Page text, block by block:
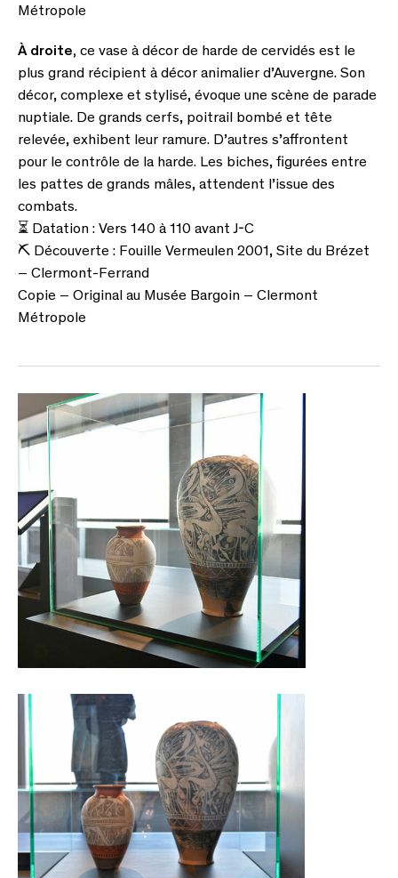
Métropole
À droite, ce vase à décor de harde de cervidés est le
plus grand récipient à décor animalier d’Auvergne. Son
décor, complexe et stylisé, évoque une scène de parade
nuptiale. De grands cerfs, poitrail bombé et tête
relevée, exhibent leur ramure. D’autres s’affrontent
pour le contrôle de la harde. Les biches, figurées entre
les pattes de grands mâles, attendent l’issue des
combats.
⏳ Datation : Vers 140 à 110 avant J-C
⛏ Découverte : Fouille Vermeulen 2001, Site du Brézet
– Clermont-Ferrand
Copie – Original au Musée Bargoin – Clermont
Métropole